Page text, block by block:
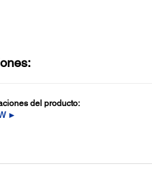
del producto:
►